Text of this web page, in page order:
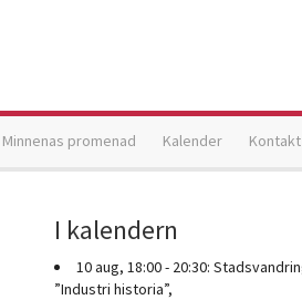
Minnenas promenad Kalender Kontakt
I kalendern
10 aug, 18:00 - 20:30:
”Industri historia”,